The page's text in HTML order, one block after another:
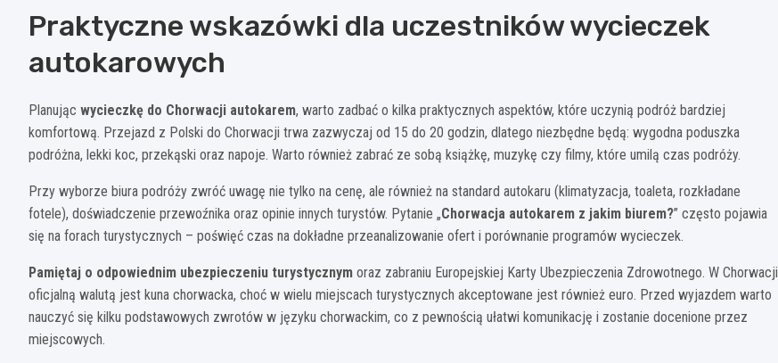
Praktyczne wskazówki dla uczestników wycieczek
autokarowych
Planując wycieczkę do Chorwacji autokarem, warto zadbać o kilka praktycznych aspektów, które uczynią podróż bardziej
komfortową. Przejazd z Polski do Chorwacji trwa zazwyczaj od 15 do 20 godzin, dlatego niezbędne będą: wygodna poduszka
podróżna, lekki koc, przekąski oraz napoje. Warto również zabrać ze sobą książkę, muzykę czy filmy, które umilą czas podróży.
Przy wyborze biura podróży zwróć uwagę nie tylko na cenę, ale również na standard autokaru (klimatyzacja, toaleta, rozkładane
fotele), doświadczenie przewoźnika oraz opinie innych turystów. Pytanie „Chorwacja autokarem z jakim biurem?” często pojawia
się na forach turystycznych – poświęć czas na dokładne przeanalizowanie ofert i porównanie programów wycieczek.
Pamiętaj o odpowiednim ubezpieczeniu turystycznym oraz zabraniu Europejskiej Karty Ubezpieczenia Zdrowotnego. W Chorwacji
oficjalną walutą jest kuna chorwacka, choć w wielu miejscach turystycznych akceptowane jest również euro. Przed wyjazdem warto
nauczyć się kilku podstawowych zwrotów w języku chorwackim, co z pewnością ułatwi komunikację i zostanie docenione przez
miejscowych.